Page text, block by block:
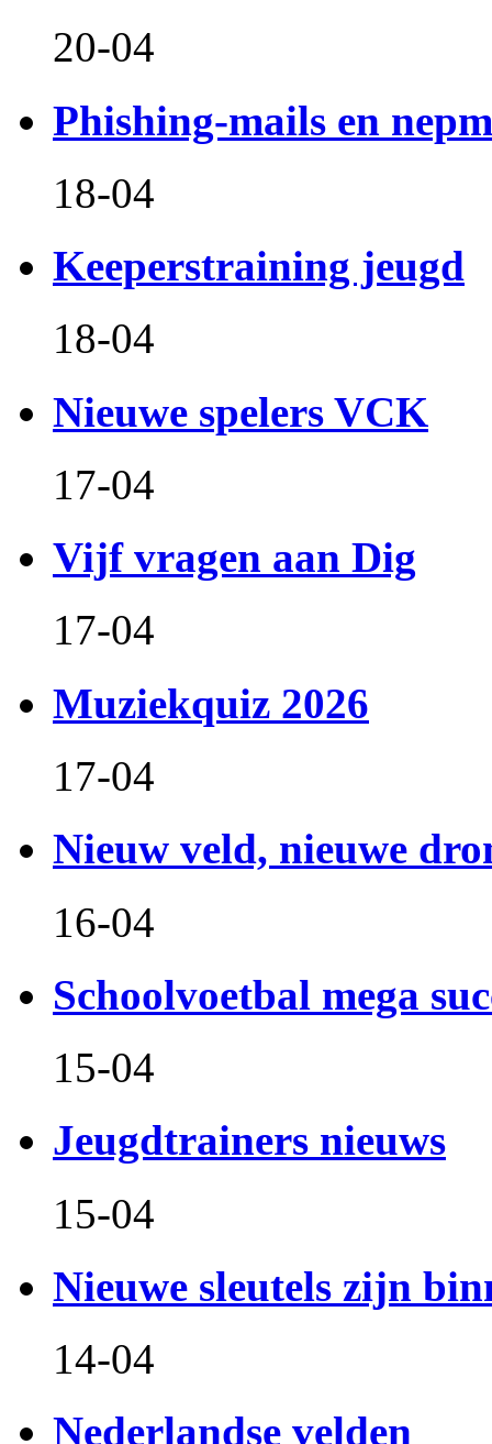
20-04
Phishing-mails en
18-04
Keeperstraining jeugd
18-04
Nieuwe spelers VCK
17-04
Vijf vragen aan Dig
17-04
Muziekquiz 2026
17-04
Nieuw veld, nieuwe
16-04
Schoolvoetbal mega
15-04
Jeugdtrainers nieuws
15-04
Nieuwe sleutels zijn
14-04
Nederlandse velden